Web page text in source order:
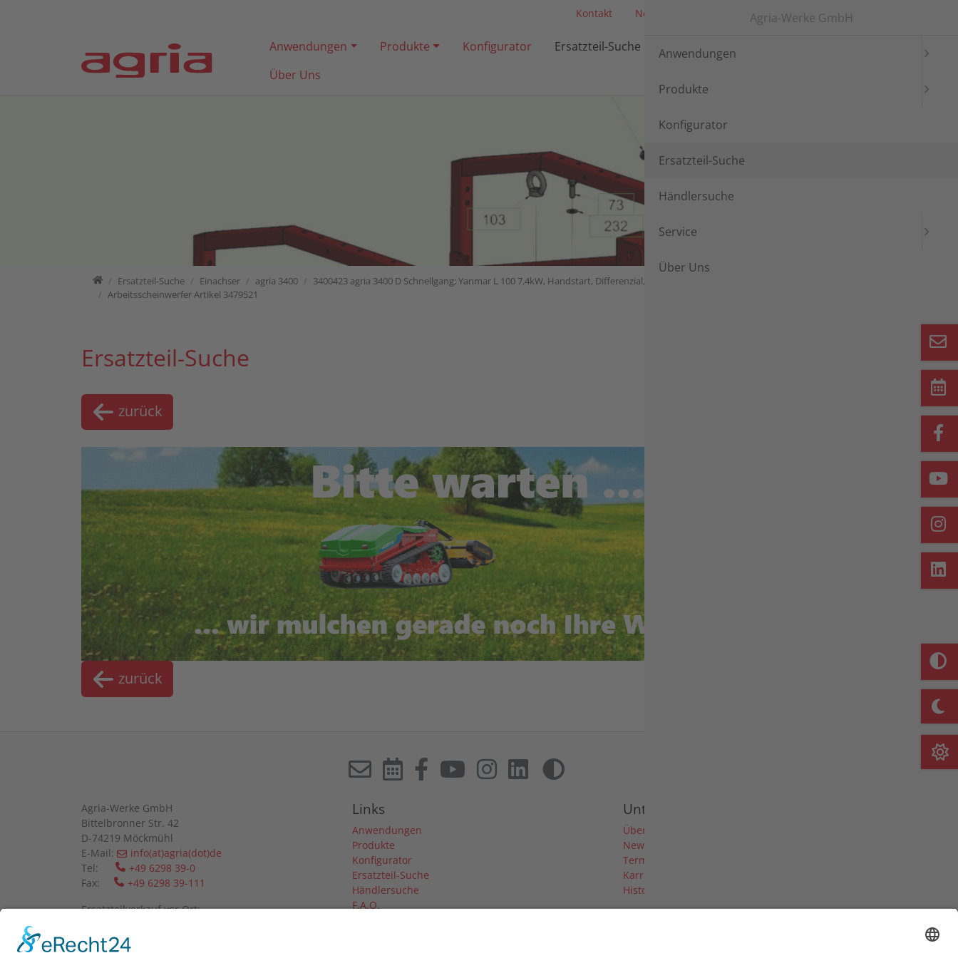
Kontakt News Login Languages
Anwendungen Produkte Konfigurator Ersatzteil-Suche Händlersuche
Über Uns
HomeErsatzteil-SucheErsatzteil-Suche
Einachser agria 3400 3400423 agria 3400 D Schnellgang; Yanmar L 100 7,4kW, Handstart, Differenzial, E-Magnetkupplung
Arbeitsscheinwerfer Artikel 3479521
Ersatzteil-Suche
zurück
zurück
Agria-Werke GmbH
Bittelbronner Str. 42
D-74219 Möckmühl
E-Mail:
info(at)agria(dot)de
Tel:
+49 6298 39-0
Fax:
+49 6298 39-111
Ersatzteilverkauf vor Ort:
Wir bitten um telefonische Anmeldung.
Links
Anwendungen
Produkte
Konfigurator
Ersatzteil-Suche
Händlersuche
F.A.Q.
Unternehmen
Über uns
News
Termine & Messen
Karriere
Historie
Agria-Werke GmbH
Anwendungen
Produkte
Konfigurator
Ersatzteil-Suche
Händlersuche
Service
Über Uns